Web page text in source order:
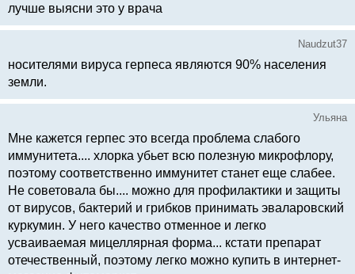
лучше выясни это у врача
Naudzut37
носителями вируса герпеса являются 90% населения
земли.
Ульяна
Мне кажется герпес это всегда проблема слабого
иммунитета.... хлорка убьет всю полезную микрофлору,
поэтому соответственно иммунитет станет еще слабее.
Не советовала бы.... можно для профилактики и защиты
от вирусов, бактерий и грибков принимать эваларовский
куркумин. У него качество отменное и легко
усваиваемая мицеллярная форма... кстати препарат
отечественный, поэтому легко можно купить в интернет-